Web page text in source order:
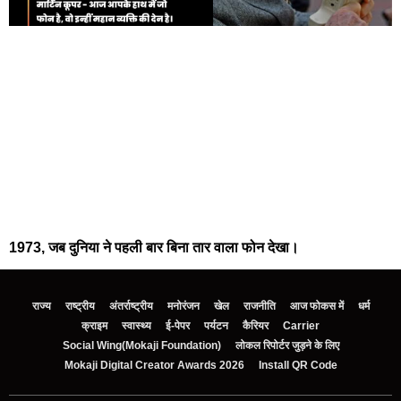
1973, जब दुनिया ने पहली बार बिना तार वाला फोन देखा।
राज्य राष्ट्रीय अंतर्राष्ट्रीय मनोरंजन खेल राजनीति आज फोकस में
धर्म
क्राइम
स्वास्थ्य ई-पेपर पर्यटन कैरियर
Carrier
Social Wing(Mokaji Foundation)
लोकल रिपोर्टर जुड़ने के लिए
Mokaji Digital Creator Awards 2026
Install QR Code